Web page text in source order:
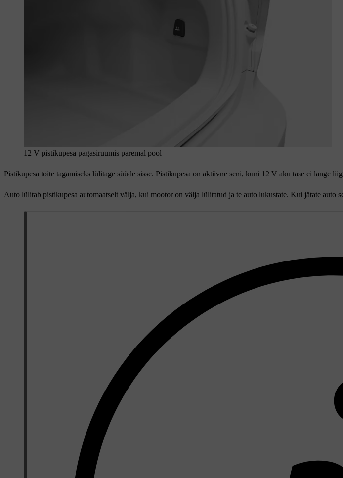
12 V pistikupesa pagasiruumis paremal pool
Pistikupesa toite tagamiseks lülitage süüde sisse. Pistikupesa on aktiivne seni, kuni 12 V aku tase ei lange
Auto lülitab pistikupesa automaatselt välja, kui mootor on välja lülitatud ja te auto lukustate. Kui jätate auto